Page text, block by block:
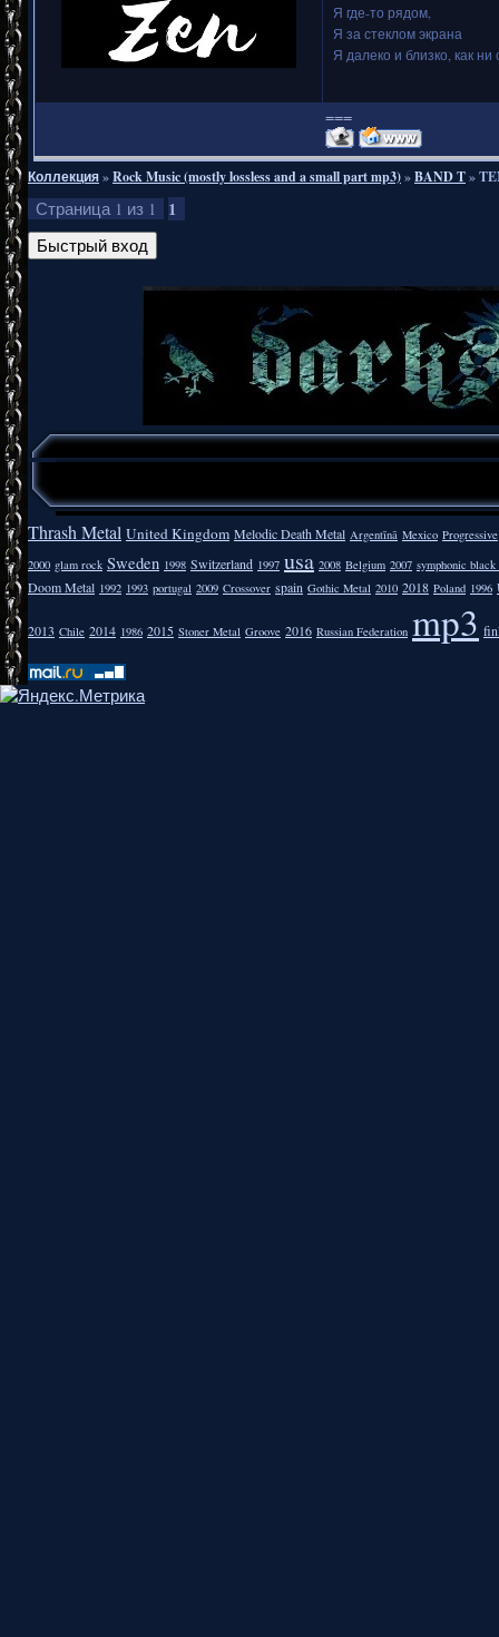
Я где-то рядом,
Я за стеклом экрана
Я далеко и близко, как ни
===
Коллекция»Rock Music (mostly lossless and a small part mp3)»BAND T»
Страница 1 из 1 1
Thrash Metal United Kingdom Melodic Death Metal Argentīnā Mexico Progressive
2000 glam rock Sweden 1998 Switzerland 1997 usa 2008 Belgium 2007 symphonic
Doom Metal 1992 1993 portugal 2009 Crossover spain Gothic Metal 2010 2018 Poland 1996
2013 Chile 2014 1986 2015 Stoner Metal Groove 2016 Russian Federation mp3